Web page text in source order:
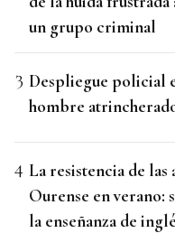
un grupo criminal
Despliegue policial
hombre
La resistencia de las
Ourense en verano:
la enseñanza de